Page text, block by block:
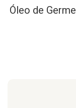
Óleo de Germe